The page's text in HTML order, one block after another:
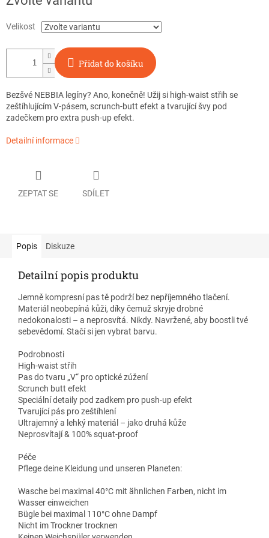
cena:
Velikost
Přidat do košíku
Bezšvé NEBBIA legíny? Ano, konečně! Užij si high-waist střih se
zeštíhlujícím V-pásem, scrunch-butt efekt a tvarující švy pod
zadečkem pro extra push-up efekt.
Detailní informace
ZEPTAT SE SDÍLET
Popis Diskuze
Detailní popis produktu
Jemně kompresní pas tě podrží bez nepříjemného tlačení.
Materiál neobepíná kůži, díky čemuž skryje drobné
nedokonalosti – a neprosvítá. Nikdy. Navržené, aby boostli tvé
sebevědomí. Stačí si jen vybrat barvu.
Podrobnosti
High-waist střih
Pas do tvaru „V“ pro optické zúžení
Scrunch butt efekt
Speciální detaily pod zadkem pro push-up efekt
Tvarující pás pro zeštíhlení
Ultrajemný a lehký materiál – jako druhá kůže
Neprosvítají & 100% squat-proof
Péče
Pflege deine Kleidung und unseren Planeten:
Wasche bei maximal 40°C mit ähnlichen Farben, nicht im
Wasser einweichen
Bügle bei maximal 110°C ohne Dampf
Nicht im Trockner trocknen